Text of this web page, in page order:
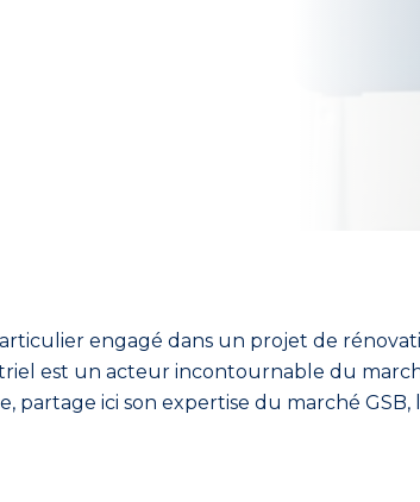
engagé dans un projet de
est un acteur incontournable du
partage ici son expertise du marché